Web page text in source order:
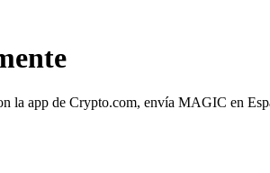
la app de Crypto.com, envía MAGIC en